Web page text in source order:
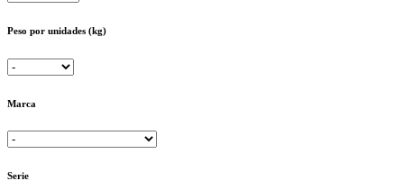
Peso por unidades (kg)
Marca
Serie